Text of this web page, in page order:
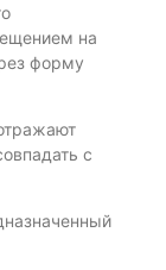
на
форму
с